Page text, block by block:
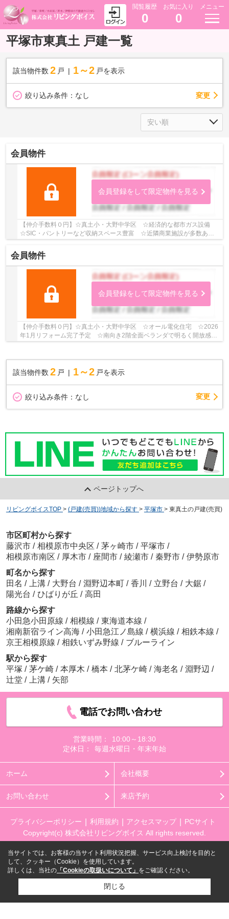
閲覧履歴
0
お気に入り
0
メニュー
平塚市東真土 戸建一覧
該当物件数 2 戸 1～2 戸を表示
絞り込み条件： なし 変更
会員物件
会員登録をして限定物件を見る
【仲介手数料０円】☆真土小・大野中学区 ☆経済的な都市ガス設備
☆SIC・パントリーなど収納スペース豊富 ☆近隣商業施設が多数あり
会員物件
会員登録をして限定物件を見る
【仲介手数料０円】☆真土小・大野中学区 ☆オール電化住宅 ☆2026
年1月リフォーム完了予定 ☆南向き2階全面ベランダで明るく開放感あ
該当物件数 2 戸 1～2 戸を表示
絞り込み条件： なし 変更
ページトップへ
リビングボイスTOP > (戸建(売買))地域から探す > 平塚市 > 東真土の戸建(売買)
市区町村から探す
藤沢市 / 相模原市中央区 / 茅ヶ崎市 / 平塚市 /
相模原市南区 / 厚木市 / 座間市 / 綾瀬市 / 秦野市 / 伊勢原市
町名から探す
田名 / 上溝 / 大野台 / 淵野辺本町 / 香川 / 立野台 / 大鋸 /
陽光台 / ひばりが丘 / 高田
路線から探す
小田急小田原線 / 相模線 / 東海道本線 /
湘南新宿ライン高海 / 小田急江ノ島線 / 横浜線 / 相鉄本線 /
京王相模原線 / 相鉄いずみ野線 / ブルーライン
駅から探す
平塚 / 茅ケ崎 / 本厚木 / 橋本 / 北茅ケ崎 / 海老名 / 淵野辺 /
辻堂 / 上溝 / 矢部
電話でお問い合わせ
営業時間：
10:00～18:30
定休日：
毎週水曜日・年末年始
ホーム 会社概要
お問い合わせ 来店予約
プライバシーポリシー 利用規約 アクセスマップ
PCサイト
Copyright(c) 株式会社リビングボイス All rights reserved.
当サイトでは、お客様の当サイト利用状況把握、サービス向上検討を目的と
して、クッキー（Cookie）を使用しています。
詳しくは、当社の 「Cookieの取扱いについて」 をご確認ください。
閉じる